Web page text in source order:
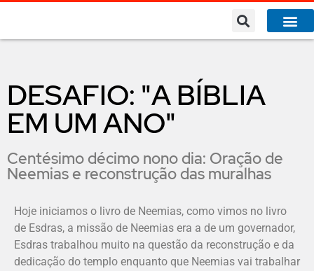
DESAFIO: "A BÍBLIA
EM UM ANO"
Centésimo décimo nono dia: Oração de
Neemias e reconstrução das muralhas
Hoje iniciamos o livro de Neemias, como vimos no livro
de Esdras, a missão de Neemias era a de um governador,
Esdras trabalhou muito na questão da reconstrução e da
dedicação do templo enquanto que Neemias vai trabalhar